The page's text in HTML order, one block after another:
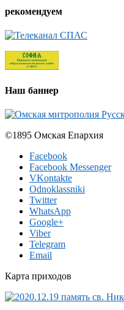
рекомендуем
Наш баннер
©1895 Омская Епархия
Facebook
Facebook Messenger
VKontakte
Odnoklassniki
Twitter
WhatsApp
Google+
Viber
Telegram
Email
Карта приходов